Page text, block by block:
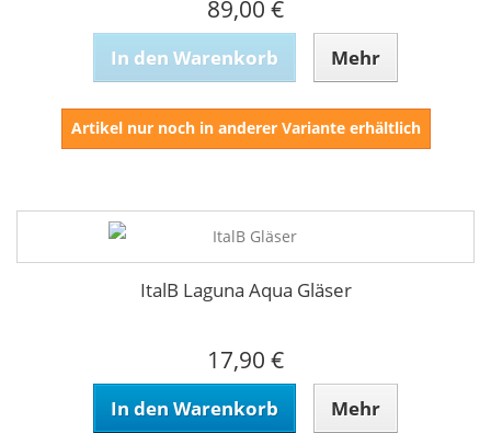
89,00 €
In den Warenkorb Mehr
Artikel nur noch in anderer Variante erhältlich
ItalB Laguna Aqua Gläser
17,90 €
In den Warenkorb Mehr